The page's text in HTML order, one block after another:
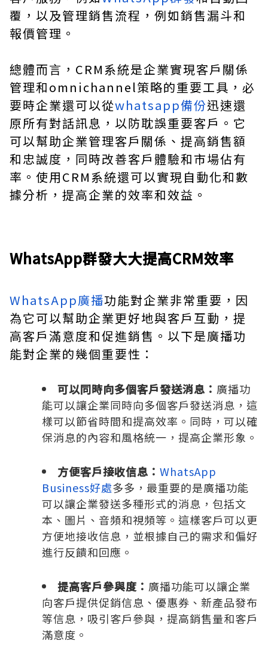
覆，以及管理銷售流程，例如銷售漏斗和
報價管理。
總體而言，CRM系統是企業實現客戶關係
管理和omnichannel策略的重要工具，必
要時企業還可以從whatsapp備份迅速還
原所有對話訊息，以防耽誤重要客戶。它
可以幫助企業管理客戶關係、提高銷售額
和忠誠度，同時改善客戶體驗和市場佔有
率。使用CRM系統還可以實現自動化和數
據分析，提高企業的效率和效益。
WhatsApp群發大大提高CRM效率
WhatsApp廣播功能對企業非常重要，因
為它可以幫助企業更好地與客戶互動，提
高客戶滿意度和促進銷售。以下是廣播功
能對企業的幾個重要性：
可以同時向多個客戶發送消息： 廣播功
能可以讓企業同時向多個客戶發送消息，這
樣可以節省時間和提高效率。同時，可以確
保消息的內容和風格統一，提高企業形象。
方便客戶接收信息： WhatsApp
Business好處多多，最重要的是廣播功能
可以讓企業發送多種形式的消息，包括文
本、圖片、音頻和視頻等。這樣客戶可以更
方便地接收信息，並根據自己的需求和偏好
進行反饋和回應。
提高客戶參與度： 廣播功能可以讓企業
向客戶提供促銷信息、優惠券、新產品發布
等信息，吸引客戶參與，提高銷售量和客戶
滿意度。